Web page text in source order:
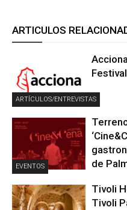
ARTICULOS
ARTÍCULOS/ENTREVISTAS
Festival
EVENTOS
de
Tivoli
Tivoli